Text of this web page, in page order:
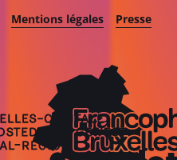
Mentions légales Presse